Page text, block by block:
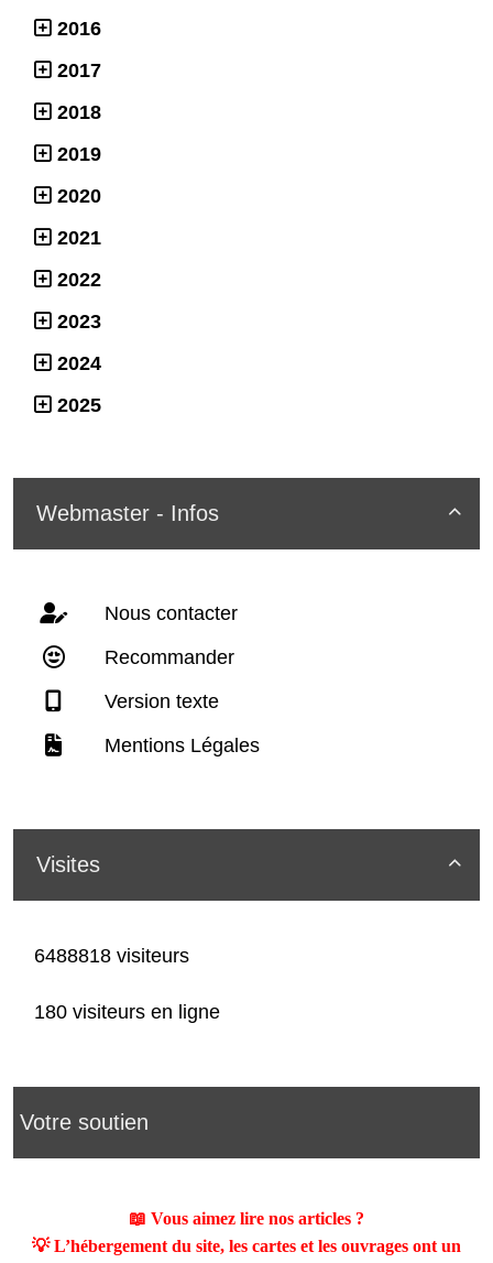
2016
2017
2018
2019
2020
2021
2022
2023
2024
2025

Webmaster - Infos
Nous contacter
Recommander
Version texte
Mentions Légales

Visites
6488818 visiteurs
180 visiteurs en ligne
Votre soutien
📖 Vous aimez lire nos articles ?
💡 L’hébergement du site, les cartes et les ouvrages ont un